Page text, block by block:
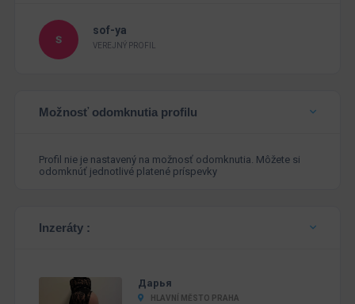
sof-ya
VEREJNÝ PROFIL
Možnosť odomknutia profilu
Profil nie je nastavený na možnosť odomknutia. Môžete si
odomknúť jednotlivé platené príspevky
Inzeráty :
Дарья
HLAVNÍ MĚSTO PRAHA